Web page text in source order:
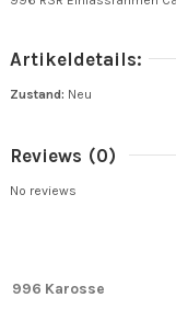
Artikeldetails:
Zustand: Neu
Reviews (0)
No reviews
996 Karosse